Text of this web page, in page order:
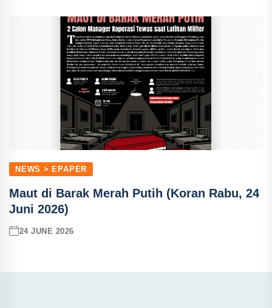
NEWS > EPAPER
Maut di Barak Merah Putih (Koran Rabu, 24
Juni 2026)
24 JUNE 2026